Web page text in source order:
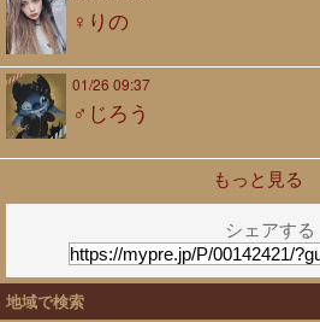
♀りの
01/26 09:37
♂じろう
もっと見る
シェアする
地域で検索